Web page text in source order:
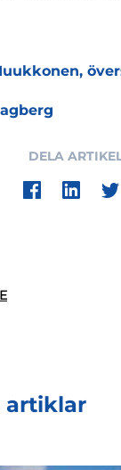
DELA
artiklar